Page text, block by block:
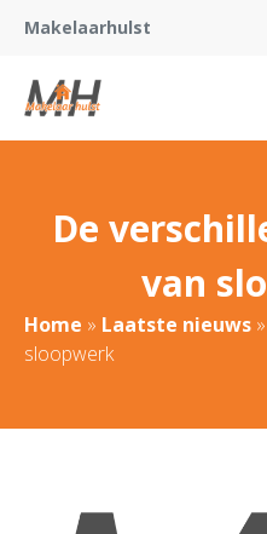
Makelaarhulst
De
van
Home » Laatste nieuws »
sloopwerk